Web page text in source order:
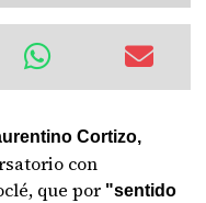
Cortizo,
con
que por "sentido